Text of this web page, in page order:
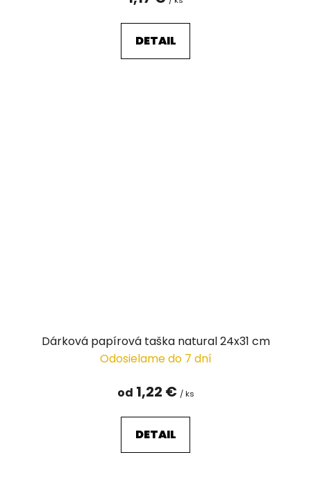
DETAIL
Dárková papírová taška natural 24x31 cm
Odosielame do 7 dní
od 1,22 € / ks
DETAIL